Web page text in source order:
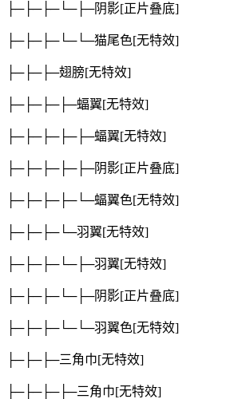
├─├─├─└─├─阴影[正片叠底]
├─├─├─└─└─猫尾色[无特效]
├─├─├─翅膀[无特效]
├─├─├─├─蝠翼[无特效]
├─├─├─├─├─蝠翼[无特效]
├─├─├─├─├─阴影[正片叠底]
├─├─├─├─└─蝠翼色[无特效]
├─├─├─└─羽翼[无特效]
├─├─├─└─├─羽翼[无特效]
├─├─├─└─├─阴影[正片叠底]
├─├─├─└─└─羽翼色[无特效]
├─├─├─三角巾[无特效]
├─├─├─├─三角巾[无特效]